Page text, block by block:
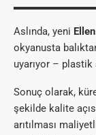
Aslında, yeni
okyanusta
uyarıyor – plastik
Sonuç olarak,
şekilde kalite
arıtılması